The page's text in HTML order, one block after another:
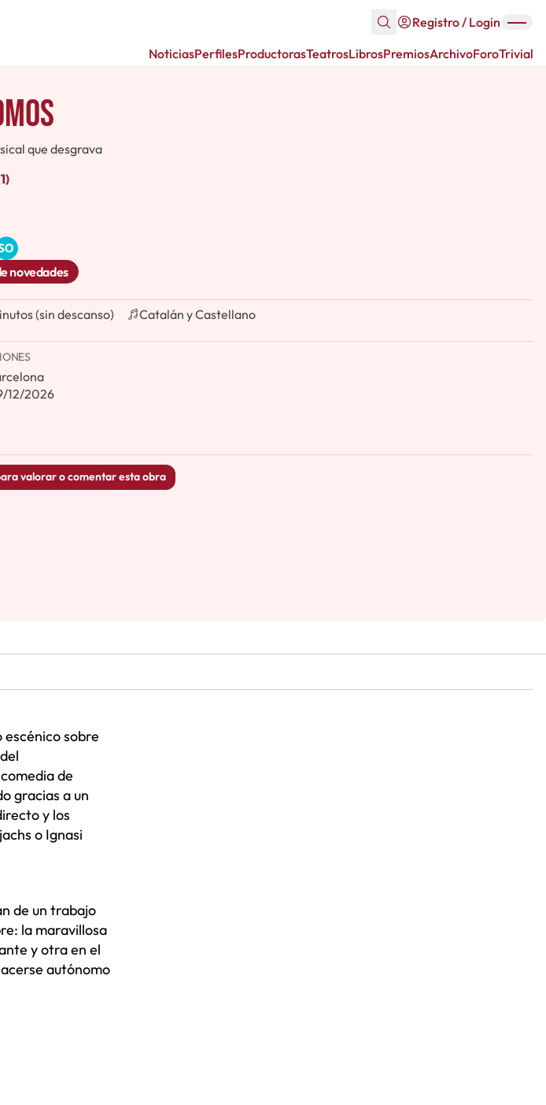
Registro / Login
NoticiasPerfilesProductorasTeatrosLibrosPremiosArchivoForoTrivial
que desgrava
novedades
(sin descanso) Catalán y Castellano
12/2026
valorar o comentar esta obra
escénico sobre
de
gracias a un
y los
o Ignasi
de un trabajo
la maravillosa
y otra en el
autónomo